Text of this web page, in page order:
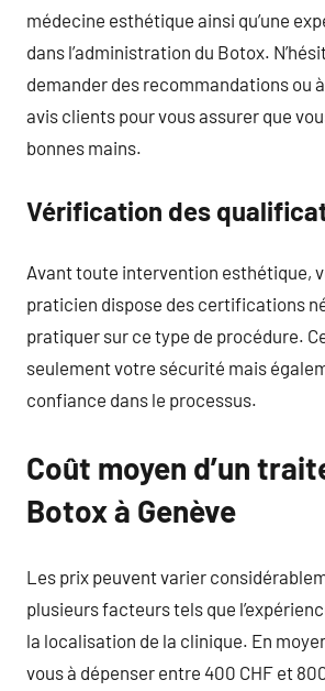
médecine esthétique ainsi qu’une
dans l’administration du Botox.
demander des recommandations ou
avis clients pour vous assurer que
bonnes mains.
Vérification des
Avant toute intervention esthétique,
praticien dispose des certifications
pratiquer sur ce type de procédure.
seulement votre sécurité mais
confiance dans le processus.
Coût moyen d’un
Botox à Genève
Les prix peuvent varier
plusieurs facteurs tels que
la localisation de la clinique. En
vous à dépenser entre 400 CHF et